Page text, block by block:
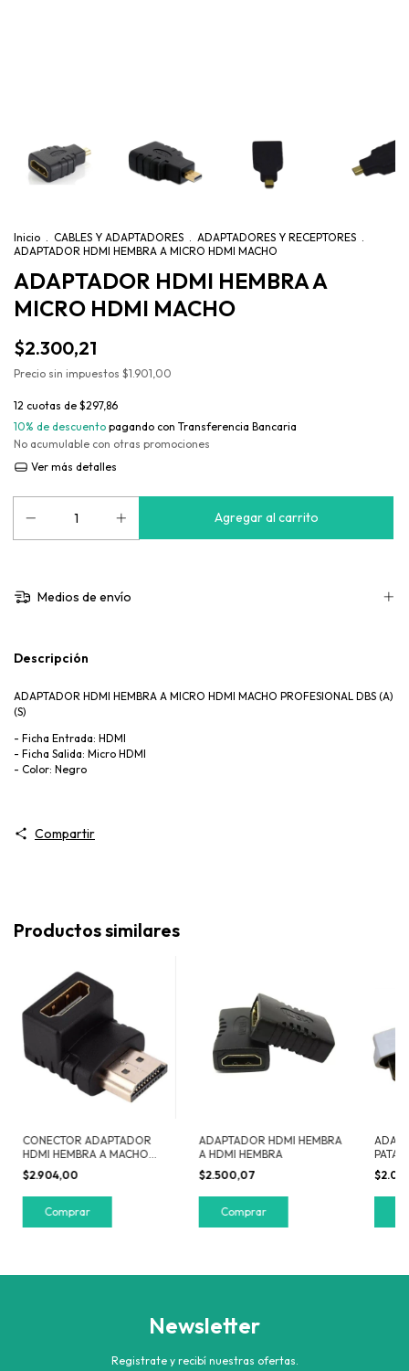
Inicio . CABLES Y ADAPTADORES . ADAPTADORES Y RECEPTORES .
ADAPTADOR HDMI HEMBRA A MICRO HDMI MACHO
ADAPTADOR HDMI HEMBRA A
MICRO HDMI MACHO
$2.300,21
Precio sin impuestos $1.901,00
12 cuotas de $297,86
10% de descuento pagando con Transferencia Bancaria
No acumulable con otras promociones
Ver más detalles
Medios de envío
Descripción
ADAPTADOR HDMI HEMBRA A MICRO HDMI MACHO PROFESIONAL DBS (A)
(S)
- Ficha Entrada: HDMI
- Ficha Salida: Micro HDMI
- Color: Negro
Compartir
Productos similares
CONECTOR ADAPTADOR
HDMI HEMBRA A MACHO
90° MACHO V1.4
$2.904,00
ADAPTADOR HDMI HEMBRA
A HDMI HEMBRA
$2.500,07
PATAS
PARED
Newsletter
Registrate y recibí nuestras ofertas.